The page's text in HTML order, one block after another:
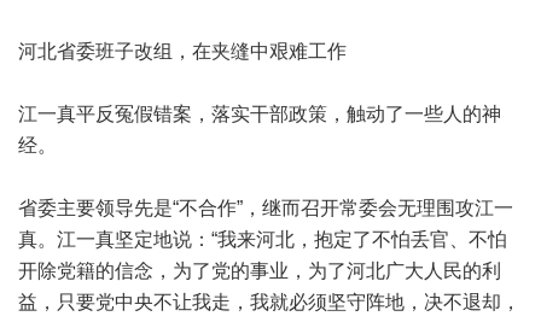
河北省委班子改组，在夹缝中艰难工作
江一真平反冤假错案，落实干部政策，触动了一些人的神
经。
省委主要领导先是“不合作”，继而召开常委会无理围攻江一
真。江一真坚定地说：“我来河北，抱定了不怕丢官、不怕
开除党籍的信念，为了党的事业，为了河北广大人民的利
益，只要党中央不让我走，我就必须坚守阵地，决不退却，